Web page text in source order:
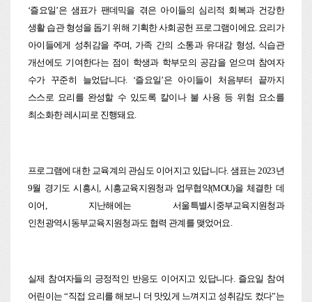
‘즐요일’은 샘표가 팬데믹을 겪은 아이들의 심리적 회복과 건강한
생활 습관 형성을 돕기 위해 기획한 사회공헌 프로그램이에요. 요리가
아이들에게 성취감을 주며, 가족 간의 소통과 유대감 형성, 식습관
개선에도 기여한다는 점이 학생과 학부모의 공감을 얻으며 참여자
수가 꾸준히 늘었답니다. ‘즐요일’은 아이들이 처음부터 끝까지
스스로 요리를 완성할 수 있도록 칼이나 불 사용 등 위험 요소를
최소화한 레시피로 진행돼요.
프로그램에 대한 교육계의 관심도 이어지고 있답니다. 샘표는 2023년
9월 경기도 시흥시, 시흥교육지원청과 업무협약(MOU)을 체결한 데
이어, 지난해에는 서울특별시중부교육지원청과
인천광역시동부교육지원청과도 협력 관계를 맺었어요.
실제 참여자들의 긍정적인 반응도 이어지고 있답니다. 즐요일 참여
어린이는 “직접 요리를 해보니 더 맛있게 느껴지고 성취감도 컸다”는